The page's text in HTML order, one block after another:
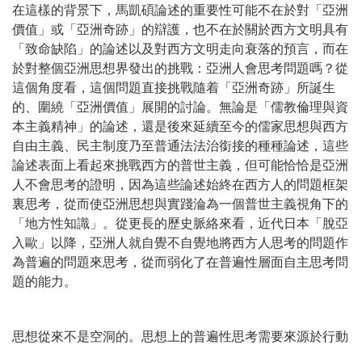
在這樣的背景下，馬凱碩論述的重要性可能不在於對「亞洲
價值」或「亞洲奇跡」的辯護，也不在於關於西方文明具有
「致命缺陷」的論述以及對西方文明走向衰落的預言，而在
於對整個亞洲思想界發出的挑戰：亞洲人會思考問題嗎？從
這個角度看，這個問題直接挑戰隨着「亞洲奇跡」所誕生
的、圍繞「亞洲價值」展開的討論。無論是「儒教倫理與資
本主義精神」的論述，還是後來延續至今的儒家思想與西方
自由主義、民主制度乃至普通法法治銜接的種種論述，這些
論述表面上看起來挑戰西方的普世主義，但可能恰恰是亞洲
人不會思考的證明，因為這些論述始終在西方人的問題框架
裏思考，從而使亞洲思想與實踐淪為一個普世主義視角下的
「地方性知識」。從更長的歷史脈絡來看，近代日本「脫亞
入歐」以降，亞洲人就自覺不自覺地將西方人思考的問題作
為普遍的問題來思考，從而弱化了在普遍性層面自主思考問
題的能力。
思想從來不是空洞的。思想上的普遍性思考需要來源於行動